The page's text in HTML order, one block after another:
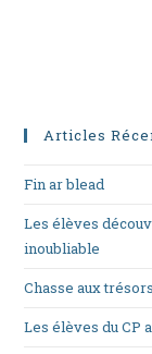
Articles
Fin ar blead
Les élèves
inoubliable
Chasse aux
Les élèves du CP